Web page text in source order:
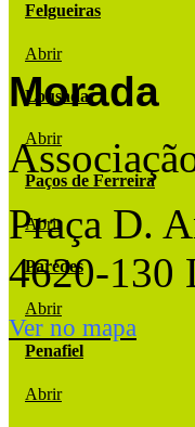
Felgueiras
Abrir
Lousada
Abrir
Paços de Ferreira
Abrir
Paredes
Abrir
Penafiel
Abrir
Morada
Praça D.
4620-130
Ver no mapa